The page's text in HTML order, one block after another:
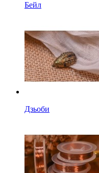
Бейл
Дзьоби